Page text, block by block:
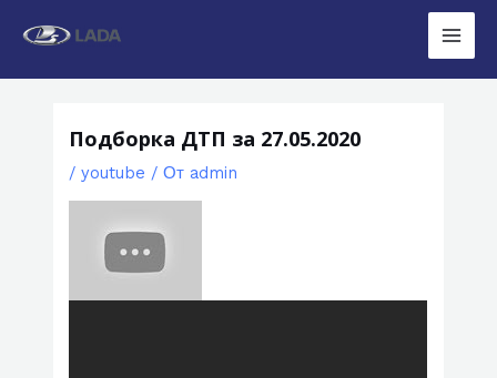
Main
Подборка ДТП за 27.05.2020
/youtube / От admin